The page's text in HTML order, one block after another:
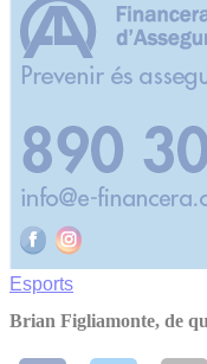
Esports
Brian Figliamonte, de